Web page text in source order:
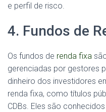
e perfil de risco.
4. Fundos de
Os fundos de renda fixa
gerenciadas por gestores
dinheiro dos investidores
renda fixa, como títulos
CDBs. Eles são